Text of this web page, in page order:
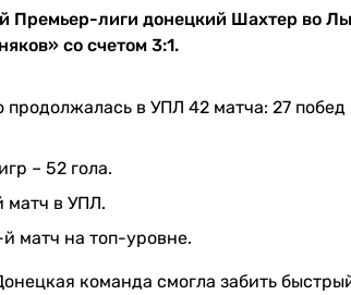
Премьер-лиги донецкий Шахтер во
со счетом 3:1.
в УПЛ 42 матча: 27 побед
– 52 гола.
матч в УПЛ.
матч на топ-уровне.
команда смогла забить